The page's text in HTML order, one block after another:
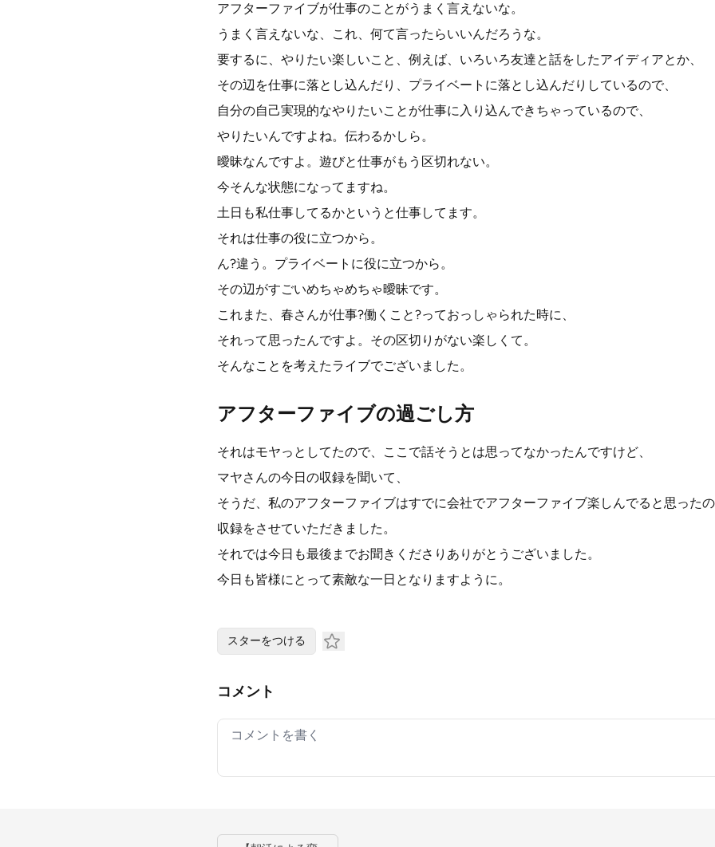
アフターファイブが仕事のことがうまく言えないな。
うまく言えないな、これ、何て言ったらいいんだろうな。
要するに、やりたい楽しいこと、例えば、いろいろ友達と話をしたアイディアとか、
その辺を仕事に落とし込んだり、プライベートに落とし込んだりしているので、
自分の自己実現的なやりたいことが仕事に入り込んできちゃっているので、
やりたいんですよね。伝わるかしら。
曖昧なんですよ。遊びと仕事がもう区切れない。
今そんな状態になってますね。
土日も私仕事してるかというと仕事してます。
それは仕事の役に立つから。
ん?違う。プライベートに役に立つから。
その辺がすごいめちゃめちゃ曖昧です。
これまた、春さんが仕事?働くこと?っておっしゃられた時に、
それって思ったんですよ。その区切りがない楽しくて。
そんなことを考えたライブでございました。
アフターファイブの過ごし方
それはモヤっとしてたので、ここで話そうとは思ってなかったんですけど、
マヤさんの今日の収録を聞いて、
そうだ、私のアフターファイブはすでに会社でアフターファイブ楽しんでると思った
収録をさせていただきました。
それでは今日も最後までお聞きくださりありがとうございました。
今日も皆様にとって素敵な一日となりますように。
スターをつける
コメント
Your comment